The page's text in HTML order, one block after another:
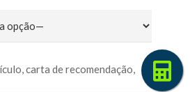
carta de recomendação,